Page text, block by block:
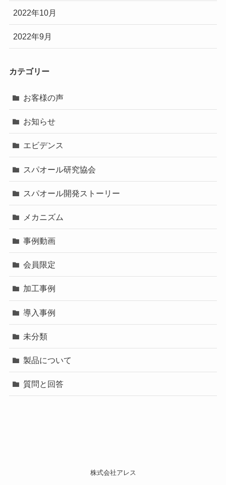
2022年10月
2022年9月
カテゴリー
お客様の声
お知らせ
エビデンス
スパオール研究協会
スパオール開発ストーリー
メカニズム
事例動画
会員限定
加工事例
導入事例
未分類
製品について
質問と回答
株式会社アレス